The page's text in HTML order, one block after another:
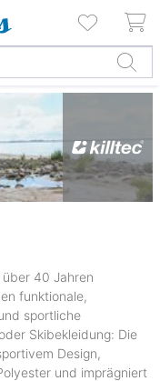
40 Jahren
funktionale,
sportliche
Skibekleidung: Die
Design,
und imprägniert